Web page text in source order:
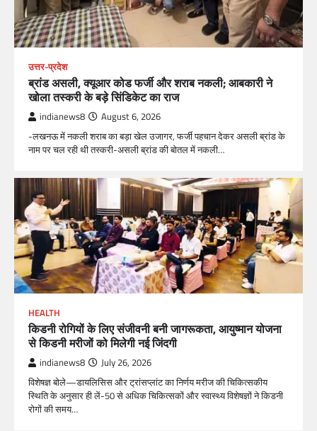
उत्तर-प्रदेश
ब्रांड असली, क्यूआर कोड फर्जी और शराब नकली; आबकारी ने
खोला तस्करी के बड़े सिंडिकेट का राज
indianews8 August 6, 2026
-लखनऊ में नकली शराब का बड़ा खेल उजागर, फर्जी पहचान देकर असली ब्रांड के
नाम पर चल रही थी तस्करी-असली ब्रांड की बोतल में नकली…
HEALTH
किडनी रोगियों के लिए संजीवनी बनी जागरूकता, आयुष्मान योजना
से किडनी मरीजों को मिलेगी नई जिंदगी
indianews8 July 26, 2026
विशेषज्ञ बोले—डायलिसिस और ट्रांसप्लांट का निर्णय मरीज की चिकित्सकीय
स्थिति के अनुसार ही लें-50 से अधिक चिकित्सकों और स्वास्थ्य विशेषज्ञों ने किडनी
रोगों की समय…